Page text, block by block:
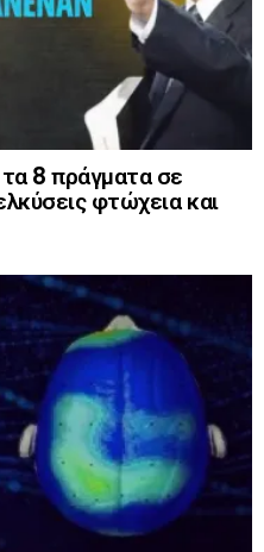
8 πράγματα σε
φτώχεια και